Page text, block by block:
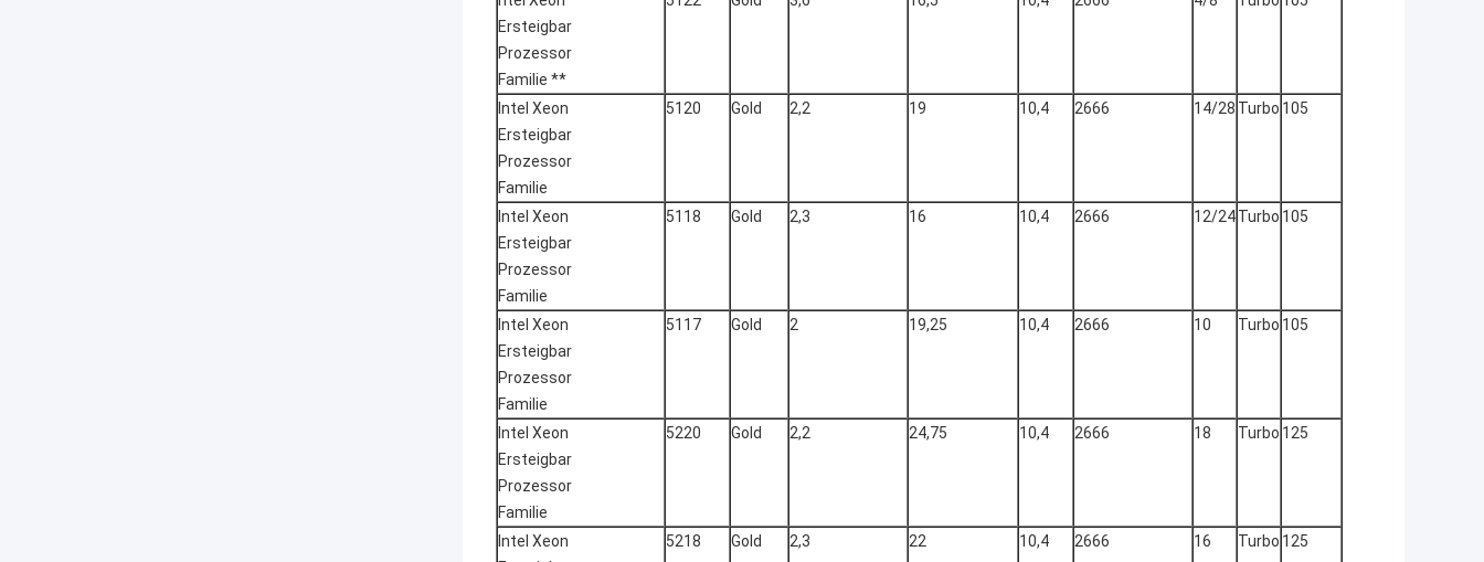
Ersteigbar
Prozessor
Familie **
Intel Xeon
Ersteigbar
Prozessor
Familie
5120 Gold 2,2 19 10,4 2666 14/28 Turbo 105
Intel Xeon
Ersteigbar
Prozessor
Familie
5118 Gold 2,3 16 10,4 2666 12/24Turbo 105
Intel Xeon
Ersteigbar
Prozessor
Familie
5117 Gold 2 19,25 10,4 2666 10 Turbo 105
Intel Xeon
Ersteigbar
Prozessor
Familie
5220 Gold 2,2 24,75 10,4 2666 18 Turbo 125
Intel Xeon
5218 Gold 2,3 22 10,4 2666 16 Turbo 125